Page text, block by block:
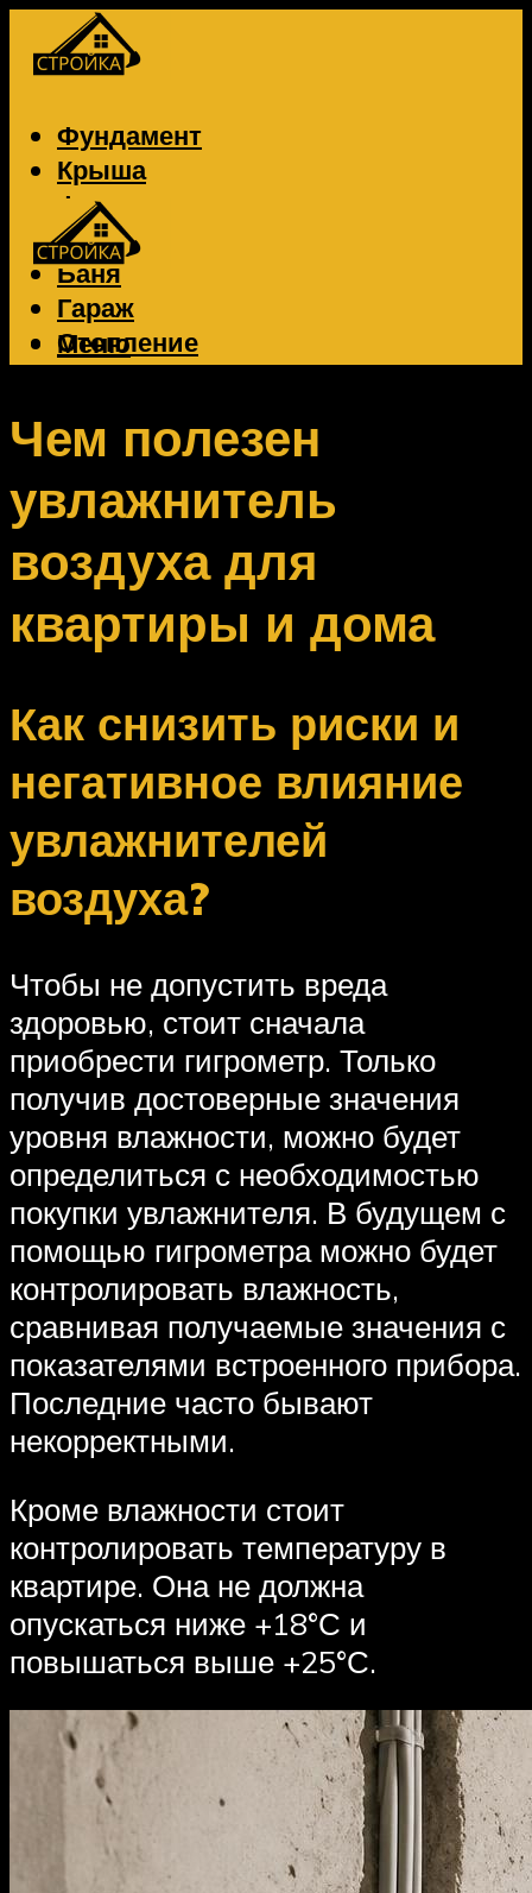
Фундамент
Крыша
Фасад
Забор
Баня
Гараж
Отопление
Вентиляция
Меню
Меню
Чем полезен
увлажнитель
воздуха для
квартиры и дома
Как снизить риски и
негативное влияние
увлажнителей
воздуха?
Чтобы не допустить вреда
здоровью, стоит сначала
приобрести гигрометр. Только
получив достоверные значения
уровня влажности, можно будет
определиться с необходимостью
покупки увлажнителя. В будущем с
помощью гигрометра можно будет
контролировать влажность,
сравнивая получаемые значения с
показателями встроенного прибора.
Последние часто бывают
некорректными.
Кроме влажности стоит
контролировать температуру в
квартире. Она не должна
опускаться ниже +18°С и
повышаться выше +25°С.